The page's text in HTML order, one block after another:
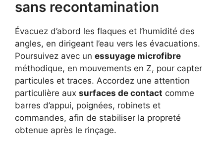
sans recontamination
Évacuez d’abord les flaques et l’humidité des
angles, en dirigeant l’eau vers les évacuations.
Poursuivez avec un essuyage microfibre
méthodique, en mouvements en Z, pour capter
particules et traces. Accordez une attention
particulière aux surfaces de contact comme
barres d’appui, poignées, robinets et
commandes, afin de stabiliser la propreté
obtenue après le rinçage.